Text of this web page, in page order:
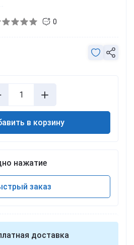
0
в корзину
нажатие
заказ
доставка